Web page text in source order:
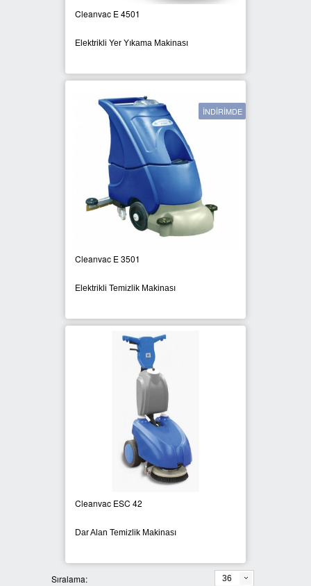
KUTULARI
Cleanvac E 4501
Elektrikli Yer Yıkama Makinası
İNDİRİMDE
Cleanvac E 3501
Elektrikli Temizlik Makinası
Cleanvac ESC 42
Dar Alan Temizlik Makinası
Sıralama: 36